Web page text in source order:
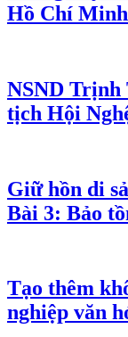
Hồ Chí
NSND Trịnh
tịch Hội
Giữ hồn di
Bài 3: Bảo
Tạo thêm
nghiệp văn